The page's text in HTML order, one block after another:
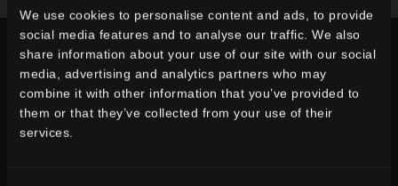
We use cookies to personalise content and ads, to provide
social media features and to analyse our traffic. We also
share information about your use of our site with our social
media, advertising and analytics partners who may
combine it with other information that you’ve provided to
them or that they’ve collected from your use of their
services.
WÄHLEN SIE EINE SERIE AUS:
verwendung
indoor
outdoor